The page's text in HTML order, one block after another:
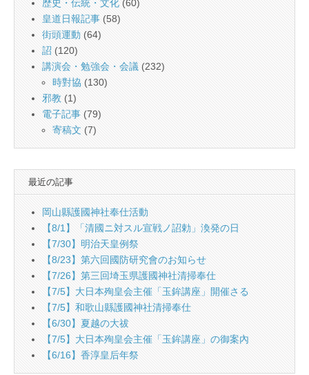
歴史・伝統・文化 (60)
皇道日報記事 (58)
街頭運動 (64)
詔 (120)
講演会・勉強会・会議 (232)
時對協 (130)
邪教 (1)
電子記事 (79)
寄稿文 (7)
最近の記事
岡山縣護國神社奉仕活動
【8/1】「清國ニ対スル宣戦ノ詔勅」渙発の日
【7/30】明治天皇例祭
【8/23】第六回國防研究會のお知らせ
【7/26】第三回埼玉県護國神社清掃奉仕
【7/5】大日本殉皇会主催「玉鉾講座」開催さる
【7/5】和歌山縣護國神社清掃奉仕
【6/30】夏越の大祓
【7/5】大日本殉皇会主催「玉鉾講座」の御案內
【6/16】香淳皇后年祭